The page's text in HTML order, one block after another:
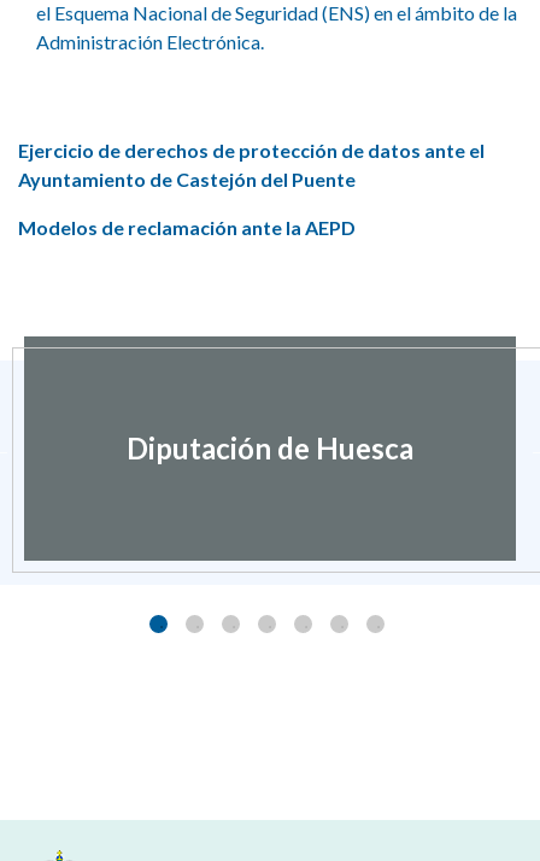
el Esquema Nacional de Seguridad (ENS) en el ámbito de la
Administración Electrónica.
Ejercicio de derechos de protección de datos ante el
Ayuntamiento de Castejón del Puente
Modelos de reclamación ante la AEPD
Diputación de Huesca